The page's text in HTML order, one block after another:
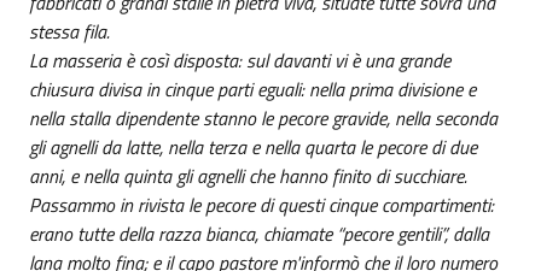
stessa fila.
La masseria è così disposta: sul davanti vi è una grande
chiusura divisa in cinque parti eguali: nella prima divisione e
nella stalla dipendente stanno le pecore gravide, nella seconda
gli agnelli da latte, nella terza e nella quarta le pecore di due
anni, e nella quinta gli agnelli che hanno finito di succhiare.
Passammo in rivista le pecore di questi cinque compartimenti:
erano tutte della razza bianca, chiamate “pecore gentili”, dalla
lana molto fina; e il capo pastore m'informò che il loro numero